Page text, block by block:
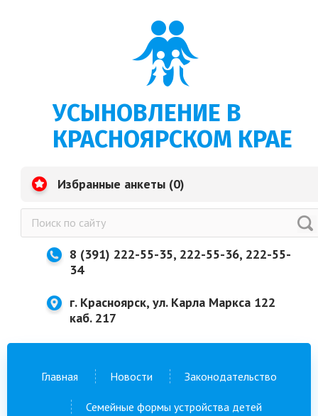
УСЫНОВЛЕНИЕ В
КРАСНОЯРСКОМ КРАЕ
Избранные анкеты (0)
8 (391) 222-55-35, 222-55-36, 222-55-
34
г. Красноярск, ул. Карла Маркса 122
каб. 217
Главная Новости Законодательство
Семейные формы устройства детей